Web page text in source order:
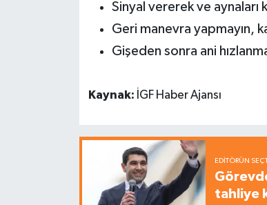
Sinyal vererek ve
Geri manevra yapmayın,
Gişeden sonra ani
Kaynak: İGF Haber Ajansı
EDITÖRÜN
tahliye